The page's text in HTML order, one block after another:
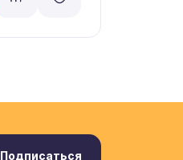
Подписаться